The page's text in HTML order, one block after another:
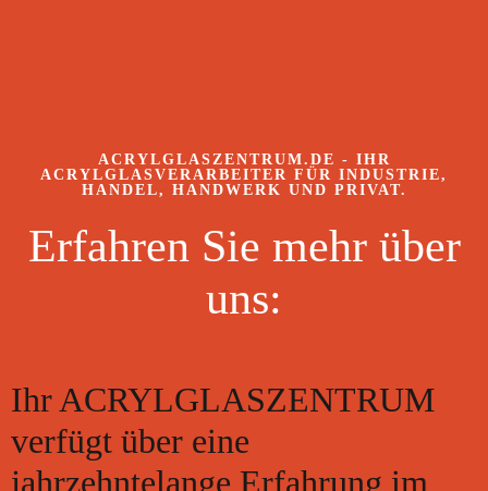
ACRYLGLASZENTRUM.DE - IHR
ACRYLGLASVERARBEITER FÜR INDUSTRIE,
HANDEL, HANDWERK UND PRIVAT.
Erfahren Sie mehr über
uns:
Ihr ACRYLGLASZENTRUM
verfügt über eine
jahrzehntelange Erfahrung im